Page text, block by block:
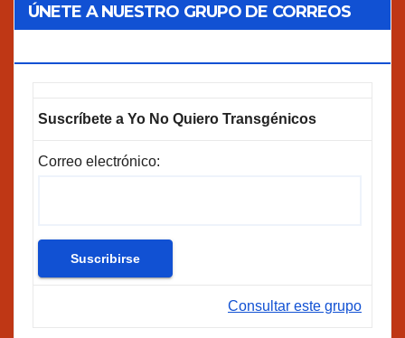
ÚNETE A NUESTRO GRUPO DE CORREOS
Suscríbete a Yo No Quiero Transgénicos
Correo electrónico:
Consultar este grupo